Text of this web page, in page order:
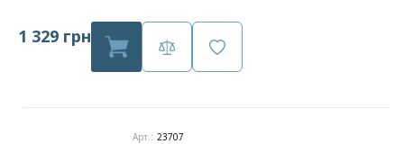
1 329 грн
Арт.: 23707